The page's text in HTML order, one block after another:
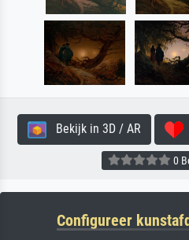
Bekijk in 3D / AR
0
Configureer